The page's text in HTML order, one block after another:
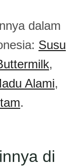
dalam
Susu
,
Alami,
.
di